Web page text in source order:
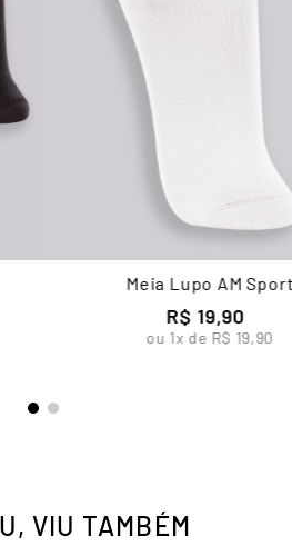
Meia Lupo AM Sport
R$ 19,90
ou 1x de R$ 19,90
VIU TAMBÉM